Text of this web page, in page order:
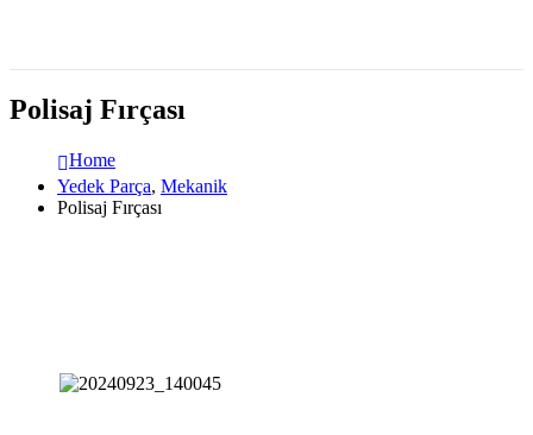
Polisaj Fırçası
Home
Yedek Parça, Mekanik
Polisaj Fırçası